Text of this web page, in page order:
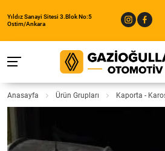
Yıldız Sanayi Sitesi 3.Blok No:5
Ostim/Ankara
Anasayfa Ürün Grupları Kaporta -